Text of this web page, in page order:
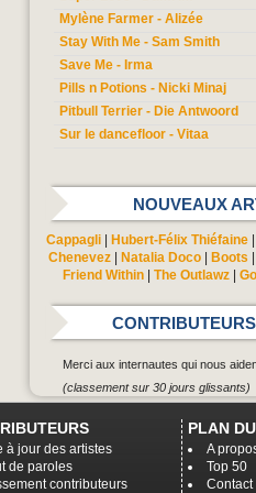
Mylène Farmer - Alizée
Stay With Me - Sam Smith
Save Me - Irma
Pills n Potions - Nicki Minaj
Pitbull Terrier - Die Antwoord
Sur le dancefloor - Vitaa
NOUVEAUX
Cappagli Hubert-Félix Thiéfaine
Chenevez| Natalia Doco| Boots
Friend Within| The Outlawz|
Merci aux internautes qui nous
(classement sur 30 jours glissants)
PLAN
A
Top 50
Contact
à jour des artistes
de paroles
contributeurs